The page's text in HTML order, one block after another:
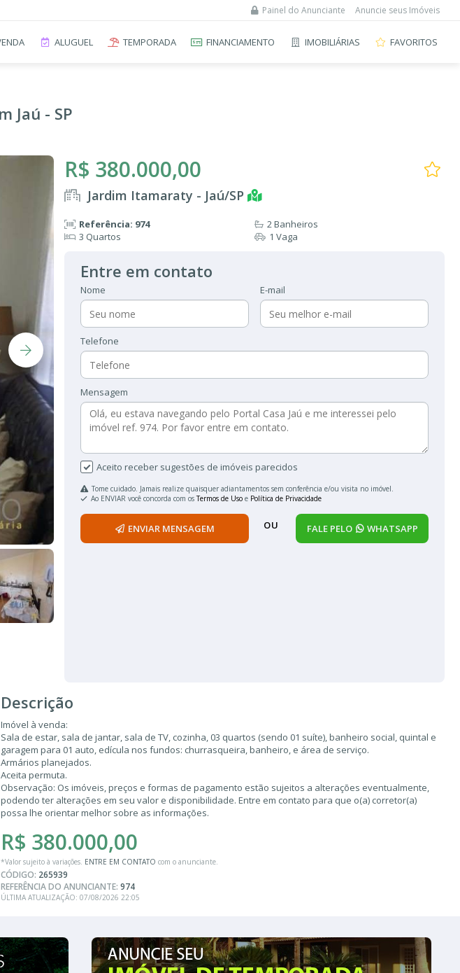
Painel do Anunciante Anuncie seus Imóveis
ALUGUEL TEMPORADA FINANCIAMENTO IMOBILIÁRIAS FAVORITOS
Jaú - SP
R$ 380.000,00
Jardim Itamaraty - Jaú/SP
Referência: 974
3 Quartos
2 Banheiros
1 Vaga
Entre em contato
Nome E-mail
Telefone
Mensagem
Aceito receber sugestões de imóveis parecidos
Tome cuidado. Jamais realize quaisquer adiantamentos sem conferência e/ou visita no imóvel.
Ao ENVIAR você concorda com osTermos de Uso e Política de Privacidade
ENVIAR MENSAGEM OU FALE PELO WHATSAPP
Descrição
Imóvel à venda:
Sala de estar, sala de jantar, sala de TV, cozinha, 03 quartos (sendo 01 suíte), banheiro social, quintal e
garagem para 01 auto, edícula nos fundos: churrasqueira, banheiro, e área de serviço.
Armários planejados.
Aceita permuta.
Observação: Os imóveis, preços e formas de pagamento estão sujeitos a alterações eventualmente,
podendo ter alterações em seu valor e disponibilidade. Entre em contato para que o(a) corretor(a)
possa lhe orientar melhor sobre as informações.
R$ 380.000,00
*Valor sujeito à variações. ENTRE EM CONTATO com o anunciante.
CÓDIGO: 265939
REFERÊNCIA DO ANUNCIANTE: 974
ÚLTIMA ATUALIZAÇÃO: 07/08/2026 22:05